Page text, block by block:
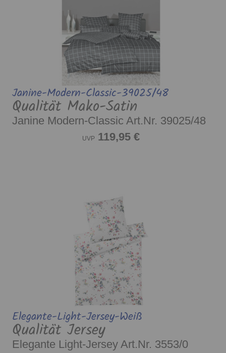
Janine-Modern-Classic-39025/48
Qualität Mako-Satin
Janine Modern-Classic Art.Nr. 39025/48
UVP 119,95 €
Elegante-Light-Jersey-Weiß
Qualität Jersey
Elegante Light-Jersey Art.Nr. 3553/0